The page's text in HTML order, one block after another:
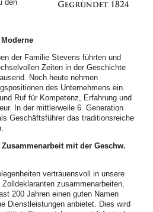
den
der Familie Stevens führten und
Zeiten in der Geschichte
Noch heute nehmen
des Unternehmens ein.
Ruf für Kompetenz, Erfahrung und
In der mittlerweile 6. Generation
Geschäftsführer das traditionsreiche
mit der Geschw.
vertrauensvoll in unsere
zusammenarbeiten,
200 Jahren einen guten Namen
Dienstleistungen anbietet. Dies wird